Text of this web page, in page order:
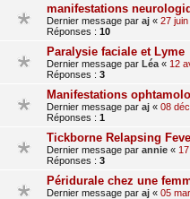
manifestations
Dernier message par aj « 27
Réponses : 10
Paralysie faciale et Lyme
Dernier message par Léa « 12
Réponses : 3
Manifestations
Dernier message par aj « 08
Réponses : 1
Tickborne Relapsing
Dernier message par annie «
Réponses : 3
Péridurale chez une
Dernier message par aj « 05